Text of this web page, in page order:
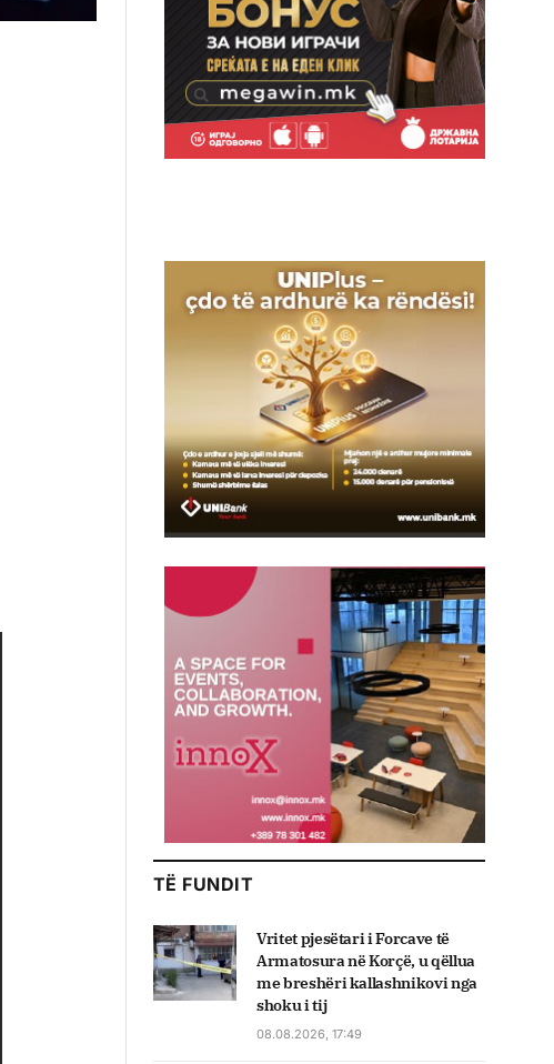
TË FUNDIT
Vritet pjesëtari i Forcave të
Armatosura në Korçë, u qëllua
me breshëri kallashnikovi nga
shoku i tij
08.08.2026, 17:49